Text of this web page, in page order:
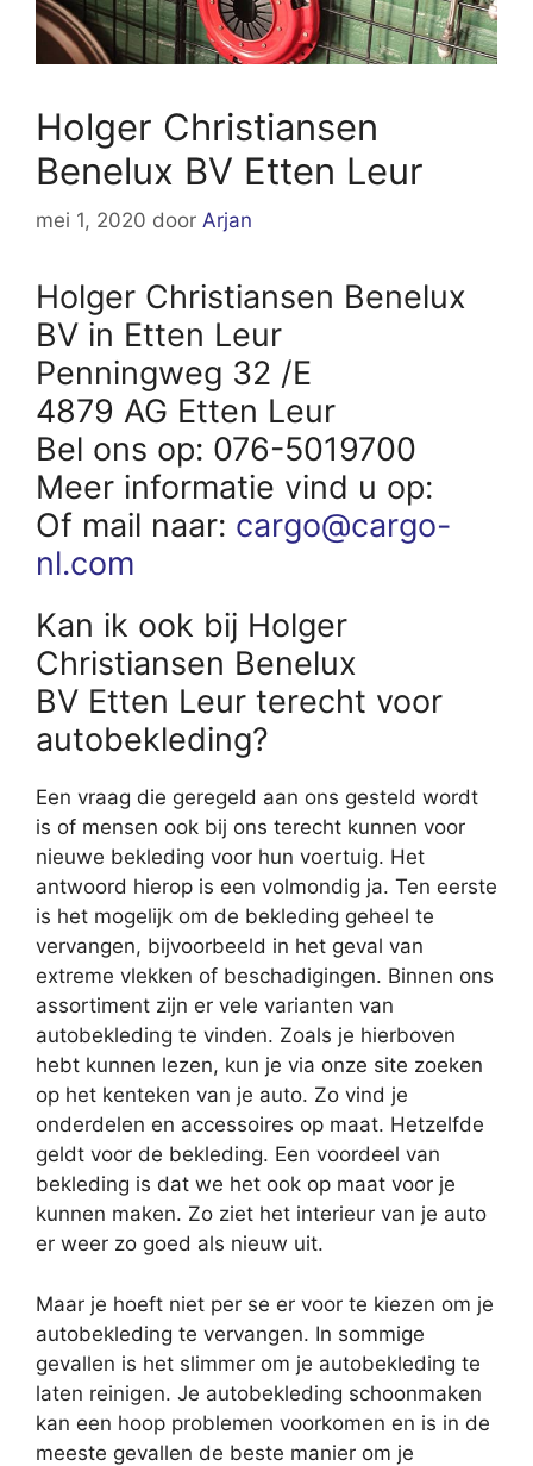
Holger Christiansen
Benelux BV Etten Leur
mei 1, 2020 door Arjan
Holger Christiansen Benelux
BV in Etten Leur
Penningweg 32 /E
4879 AG Etten Leur
Bel ons op: 076-5019700
Meer informatie vind u op:
Of mail naar: cargo@cargo-
nl.com
Kan ik ook bij Holger
Christiansen Benelux
BV Etten Leur terecht voor
autobekleding?
Een vraag die geregeld aan ons gesteld wordt
is of mensen ook bij ons terecht kunnen voor
nieuwe bekleding voor hun voertuig. Het
antwoord hierop is een volmondig ja. Ten eerste
is het mogelijk om de bekleding geheel te
vervangen, bijvoorbeeld in het geval van
extreme vlekken of beschadigingen. Binnen ons
assortiment zijn er vele varianten van
autobekleding te vinden. Zoals je hierboven
hebt kunnen lezen, kun je via onze site zoeken
op het kenteken van je auto. Zo vind je
onderdelen en accessoires op maat. Hetzelfde
geldt voor de bekleding. Een voordeel van
bekleding is dat we het ook op maat voor je
kunnen maken. Zo ziet het interieur van je auto
er weer zo goed als nieuw uit.
Maar je hoeft niet per se er voor te kiezen om je
autobekleding te vervangen. In sommige
gevallen is het slimmer om je autobekleding te
laten reinigen. Je autobekleding schoonmaken
kan een hoop problemen voorkomen en is in de
meeste gevallen de beste manier om je